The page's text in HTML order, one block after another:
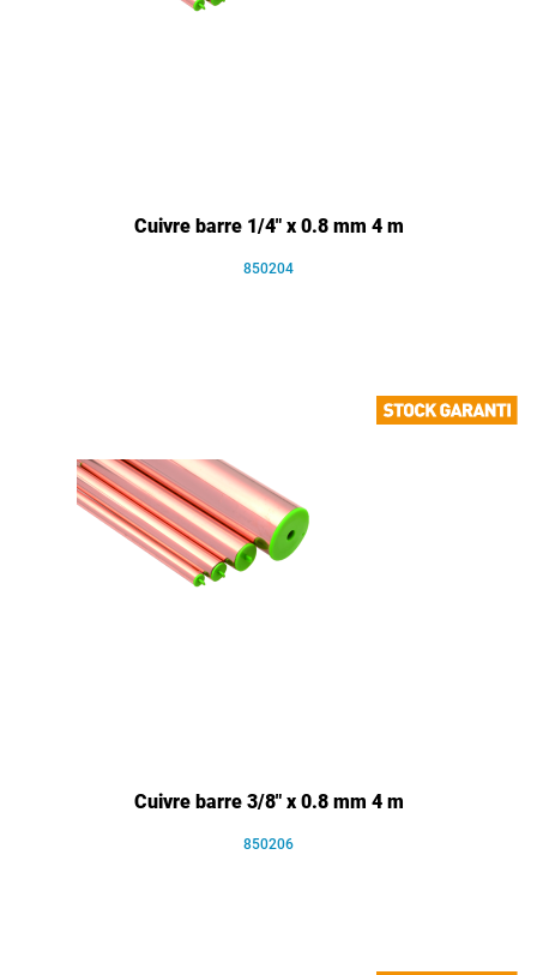
Cuivre barre 1/4" x 0.8 mm 4 m
850204
Cuivre barre 3/8" x 0.8 mm 4 m
850206